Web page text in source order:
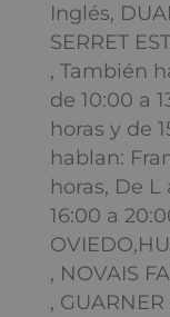
Inglés,
SERRET
, También
de 10:00 a
horas y de
hablan:
horas, De L
16:00 a
, NOVAIS
,